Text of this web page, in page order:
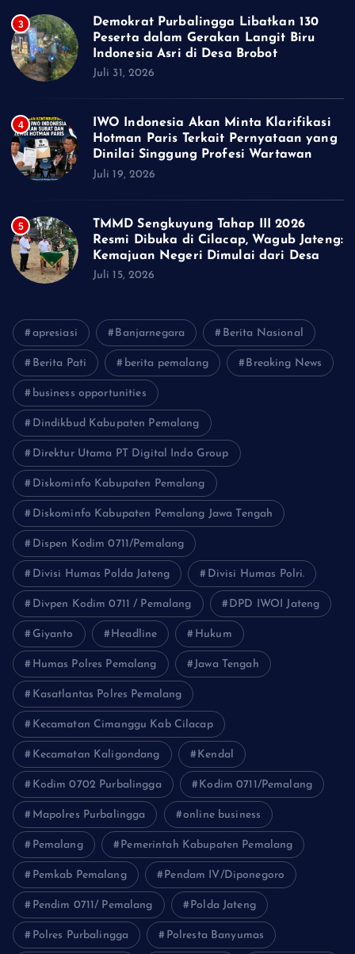
3
Demokrat Purbalingga Libatkan 130
Peserta dalam Gerakan Langit Biru
Indonesia Asri di Desa Brobot
Juli 31, 2026
4
IWO Indonesia Akan Minta Klarifikasi
Hotman Paris Terkait Pernyataan yang
Dinilai Singgung Profesi Wartawan
Juli 19, 2026
5
TMMD Sengkuyung Tahap III 2026
Resmi Dibuka di Cilacap, Wagub Jateng:
Kemajuan Negeri Dimulai dari Desa
Juli 15, 2026
apresiasi Banjarnegara Berita Nasional
Berita Pati berita pemalang Breaking News
business opportunities
Dindikbud Kabupaten Pemalang
Direktur Utama PT Digital Indo Group
Diskominfo Kabupaten Pemalang
Diskominfo Kabupaten Pemalang Jawa Tengah
Dispen Kodim 0711/Pemalang
Divisi Humas Polda Jateng Divisi Humas Polri.
Divpen Kodim 0711 / Pemalang DPD IWOI Jateng
Giyanto Headline Hukum
Humas Polres Pemalang Jawa Tengah
Kasatlantas Polres Pemalang
Kecamatan Cimanggu Kab Cilacap
Kecamatan Kaligondang Kendal
Kodim 0702 Purbalingga Kodim 0711/Pemalang
Mapolres Purbalingga online business
Pemalang Pemerintah Kabupaten Pemalang
Pemkab Pemalang Pendam IV/Diponegoro
Pendim 0711/ Pemalang Polda Jateng
Polres Purbalingga Polresta Banyumas